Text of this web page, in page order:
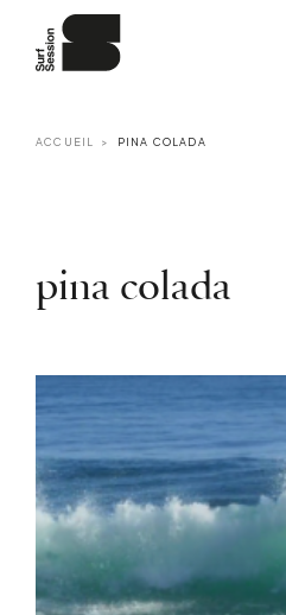
ACCUEIL PINA COLADA
pina colada